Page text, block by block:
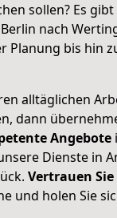
sollen? Es
nach
Planung bis hin
alltäglichen
dann
Angebote
Dienste in
Vertrauen
und holen Sie